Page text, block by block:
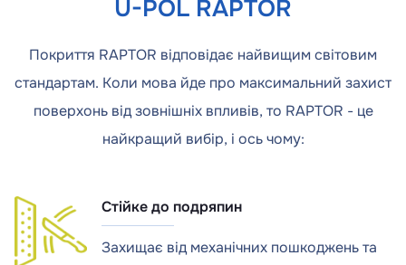
U-POL RAPTOR
Покриття RAPTOR відповідає найвищим світовим
стандартам. Коли мова йде про максимальний захист
поверхонь від зовнішніх впливів, то RAPTOR - це
найкращий вибір, і ось чому:
Стійке до подряпин
Захищає від механічних пошкоджень та